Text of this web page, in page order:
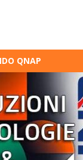
QNAP